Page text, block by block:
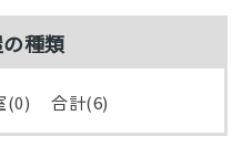
種類
(0) 合計(6)